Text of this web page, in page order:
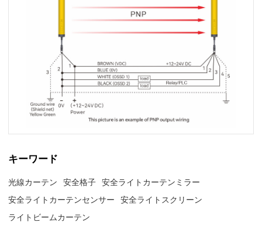
キーワード
光線カーテン 安全格子 安全ライトカーテンミラー
安全ライトカーテンセンサー
安全ライトスクリーン
ライトビームカーテン